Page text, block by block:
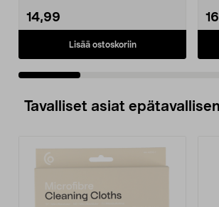
14,99
Lisää ostoskoriin
Tavalliset asiat